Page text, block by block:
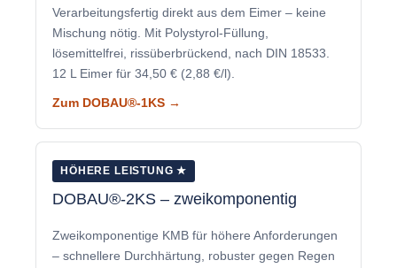
Verarbeitungsfertig direkt aus dem Eimer – keine
Mischung nötig. Mit Polystyrol-Füllung,
lösemittelfrei, rissüberbrückend, nach DIN 18533.
12 L Eimer für 34,50 € (2,88 €/l).
Zum DOBAU®-1KS →
HÖHERE LEISTUNG ★
DOBAU®-2KS – zweikomponentig
Zweikomponentige KMB für höhere Anforderungen
– schnellere Durchhärtung, robuster gegen Regen